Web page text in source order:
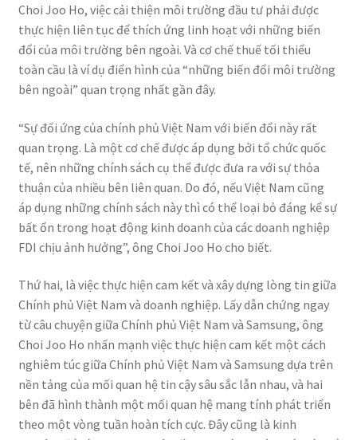
Choi Joo Ho, việc cải thiện môi trường đầu tư phải được
thực hiện liên tục để thích ứng linh hoạt với những biến
đổi của môi trường bên ngoài. Và cơ chế thuế tối thiểu
toàn cầu là ví dụ điển hình của “những biến đổi môi trường
bên ngoài” quan trọng nhất gần đây.
“Sự đối ứng của chính phủ Việt Nam với biến đổi này rất
quan trọng. Là một cơ chế được áp dụng bởi tổ chức quốc
tế, nên những chính sách cụ thể được đưa ra với sự thỏa
thuận của nhiều bên liên quan. Do đó, nếu Việt Nam cũng
áp dụng những chính sách này thì có thể loại bỏ đáng kể sự
bất ổn trong hoạt động kinh doanh của các doanh nghiệp
FDI chịu ảnh hưởng”, ông Choi Joo Ho cho biết.
Thứ hai, là việc thực hiện cam kết và xây dựng lòng tin giữa
Chính phủ Việt Nam và doanh nghiệp. Lấy dẫn chứng ngay
từ câu chuyện giữa Chính phủ Việt Nam và Samsung, ông
Choi Joo Ho nhấn mạnh việc thực hiện cam kết một cách
nghiêm túc giữa Chính phủ Việt Nam và Samsung dựa trên
nền tảng của mối quan hệ tin cậy sâu sắc lẫn nhau, và hai
bên đã hình thành một mối quan hệ mang tính phát triển
theo một vòng tuần hoàn tích cực. Đây cũng là kinh